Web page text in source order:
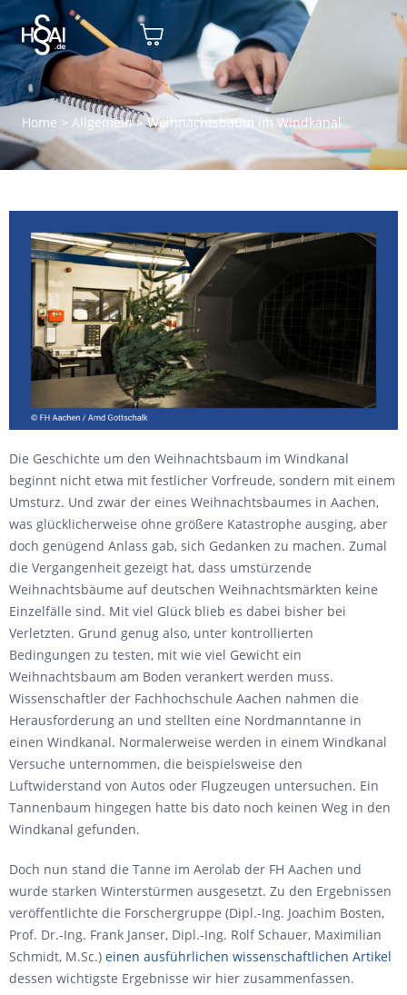
Home > Allgemein>Weihnachtsbaum im Windkanal
Die Geschichte um den Weihnachtsbaum im Windkanal
beginnt nicht etwa mit festlicher Vorfreude, sondern mit einem
Umsturz. Und zwar der eines Weihnachtsbaumes in Aachen,
was glücklicherweise ohne größere Katastrophe ausging, aber
doch genügend Anlass gab, sich Gedanken zu machen. Zumal
die Vergangenheit gezeigt hat, dass umstürzende
Weihnachtsbäume auf deutschen Weihnachtsmärkten keine
Einzelfälle sind. Mit viel Glück blieb es dabei bisher bei
Verletzten. Grund genug also, unter kontrollierten
Bedingungen zu testen, mit wie viel Gewicht ein
Weihnachtsbaum am Boden verankert werden muss.
Wissenschaftler der Fachhochschule Aachen nahmen die
Herausforderung an und stellten eine Nordmanntanne in
einen Windkanal. Normalerweise werden in einem Windkanal
Versuche unternommen, die beispielsweise den
Luftwiderstand von Autos oder Flugzeugen untersuchen. Ein
Tannenbaum hingegen hatte bis dato noch keinen Weg in den
Windkanal gefunden.
Doch nun stand die Tanne im Aerolab der FH Aachen und
wurde starken Winterstürmen ausgesetzt. Zu den Ergebnissen
veröffentlichte die Forschergruppe (Dipl.-Ing. Joachim Bosten,
Prof. Dr.-Ing. Frank Janser, Dipl.-Ing. Rolf Schauer, Maximilian
Schmidt, M.Sc.) einen ausführlichen wissenschaftlichen Artikel
dessen wichtigste Ergebnisse wir hier zusammenfassen.